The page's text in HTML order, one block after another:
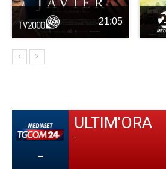
21:05
-
ULTIM'ORA
-